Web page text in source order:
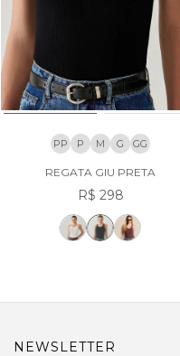
PP P M G GG
REGATA GIU PRETA
R$ 298
NEWSLETTER